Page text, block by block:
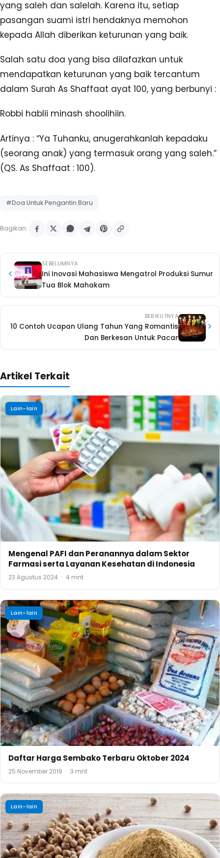
yang saleh dan salelah. Karena itu, setiap
pasangan suami istri hendaknya memohon
kepada Allah diberikan keturunan yang baik.
Salah satu doa yang bisa dilafazkan untuk
mendapatkan keturunan yang baik tercantum
dalam Surah As Shaffaat ayat 100, yang berbunyi :
Robbi hablii minash shoolihiin.
Artinya : “Ya Tuhanku, anugerahkanlah kepadaku
(seorang anak) yang termasuk orang yang saleh.”
(QS. As Shaffaat : 100).
#Doa Untuk Pengantin Baru
Bagikan:
SEBELUMNYA
Ini Inovasi Mahasiswa Mengatrol Produksi Sumur
Tua Blok Mahakam
BERIKUTNYA
10 Contoh Ucapan Ulang Tahun Yang Romantis
Dan Berkesan Untuk Pacar
Artikel Terkait
Lain-lain
Mengenal PAFI dan Peranannya dalam Sektor
Farmasi serta Layanan Kesehatan di Indonesia
23 Agustus 2024 · 4 mnt
Lain-lain
Daftar Harga Sembako Terbaru Oktober 2024
25 November 2019 · 3 mnt
Lain-lain